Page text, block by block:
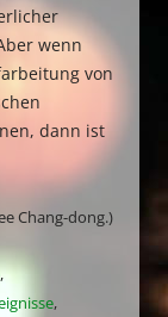
wenn
von
dann ist
Chang-dong.)
,
,